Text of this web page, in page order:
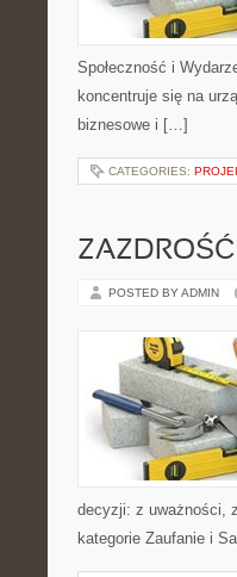
Społeczność i
koncentruje się na
biznesowe i […]
CATEGORIES:
POSTED BY ADMIN
decyzji: z uważności,
kategorie Zaufanie i